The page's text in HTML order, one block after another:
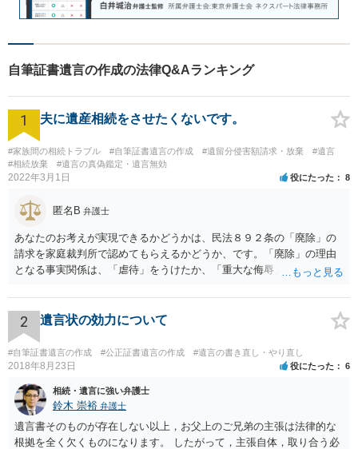
自筆証書遺言の作成の法律Q&Aランキング
1 夫に遺産相続をさせたくないです。
#家族間の相続トラブル #自筆証書遺言の作成 #遺留分侵害額請求・放棄
#遺言
#相続放棄
#遺言の真偽鑑定・遺言無効
2022年3月1日 役にたった 8
匿名B 弁護士
あなたのお考えが実現できるかどうかは、民法８９２条の「廃除」の
請求を家庭裁判所で認めてもらえるかどうか、です。「廃除」の理由
となる事実関係は、「虐待」をうけたか、「重大な侮辱」を受けた
「廃除」は遺言でも可能です（民法８９３条）。 弁護士に具体的な事
情を話して相談して、「廃除」が可能か、実際に法律相談を受けるこ
とをお勧めします。
2 遺言状の効力について
#自筆証書遺言の作成 #公正証書遺言の作成 #遺言の書き直し・やり直し
2018年8月23日 役にたった 6
相続・遺言に強い弁護士
鈴木 崇裕 弁護士
遺言書そのものが存在しない以上，お父上のご兄弟の主張は法律的な
根拠を全く欠くものになります。 したがって，主張自体，取り合う必